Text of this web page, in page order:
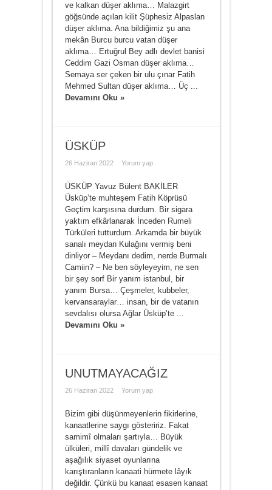
ve kalkan düşer aklıma… Malazgirt
göğsünde açılan kilit Şüphesiz Alpaslan
düşer aklıma. Ana bildiğimiz şu ana
mekân Burcu burcu vatan düşer
aklıma… Ertuğrul Bey adlı devlet banisi
Ceddim Gazi Osman düşer aklıma…
Semaya ser çeken bir ulu çınar Fatih
Mehmed Sultan düşer aklıma… Üç ...
Devamını Oku »
ÜSKÜP
26 Haziran 2022 Yorum yap
ÜSKÜP Yavuz Bülent BAKİLER
Üsküp’te muhteşem Fatih Köprüsü
Geçtim karşısına durdum. Bir sigara
yaktım efkârlanarak İnceden Rumeli
Türküleri tutturdum. Arkamda bir büyük
sanalı meydan Kulağını vermiş beni
dinliyor – Meydanı dedim, nerde Burmalı
Camiin? – Ne ben söyleyeyim, ne sen
bir şey sorf Bir yanım istanbul, bir
yanım Bursa… Çeşmeler, kubbeler,
kervansaraylar… insan, bir de vatanın
sevdalısı olursa Ağlar Üsküp’te ...
Devamını Oku »
UNUTMAYACAĞIZ
26 Haziran 2022 Yorum yap
Bizim gibi düşünmeyenlerin fikirlerine,
kanaatlerine saygı gösteririz. Fakat
samimî olmaları şartıyla… Büyük
ülküleri, millî davaları gündelik ve
aşağılık siyaset oyunlarına
karıştıranların kanaati hürmete lâyık
değildir. Çünkü bu kanaat esasen kanaat